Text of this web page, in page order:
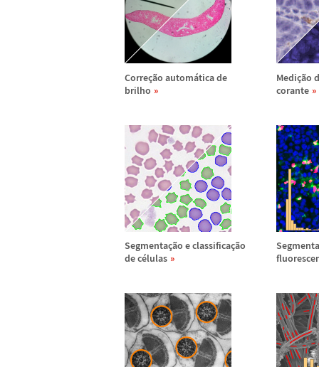
Correção automática de
brilho
Medição
corante
Segmentação e classificação
de células
Segmenta